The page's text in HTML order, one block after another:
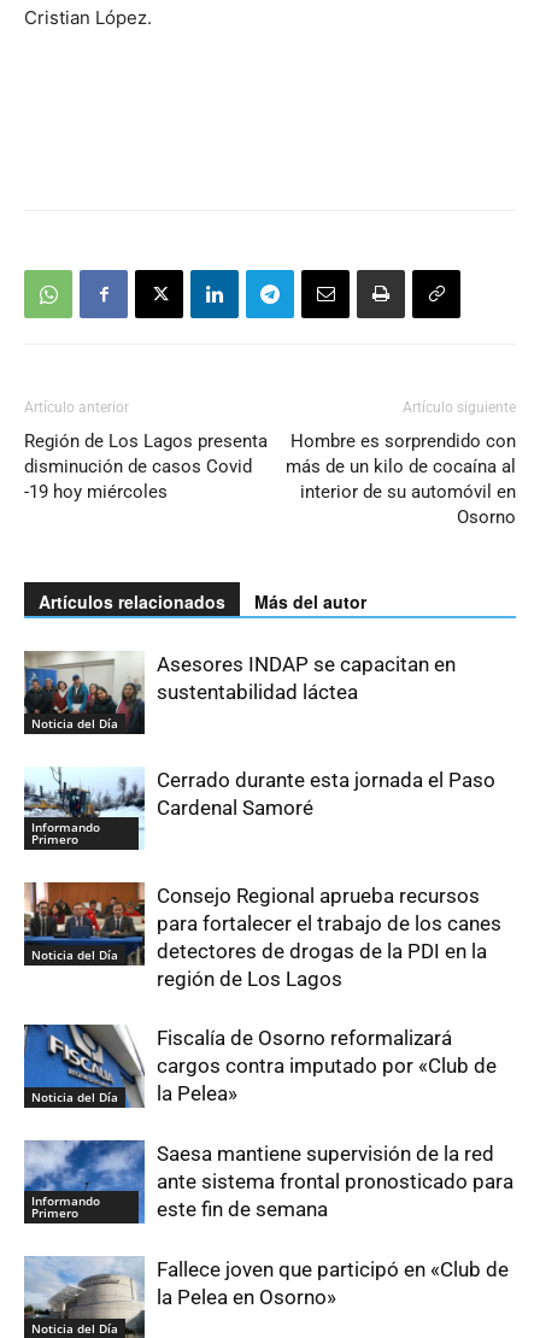
Cristian López.
Artículo anterior
Región de Los Lagos presenta
disminución de casos Covid
-19 hoy miércoles
Artículo siguiente
Hombre es sorprendido con
más de un kilo de cocaína al
interior de su automóvil en
Osorno
Artículos relacionados Más del autor
Noticia del Día
Asesores INDAP se capacitan en
sustentabilidad láctea
Informando
Primero
Cerrado durante esta jornada el Paso
Cardenal Samoré
Noticia del Día
Consejo Regional aprueba recursos
para fortalecer el trabajo de los canes
detectores de drogas de la PDI en la
región de Los Lagos
Noticia del Día
Fiscalía de Osorno reformalizará
cargos contra imputado por «Club de
la Pelea»
Informando
Primero
Saesa mantiene supervisión de la red
ante sistema frontal pronosticado para
este fin de semana
Noticia del Día
Fallece joven que participó en «Club de
la Pelea en Osorno»